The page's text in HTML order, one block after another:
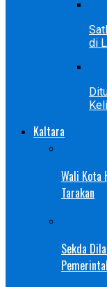
di
Kaltara
Wali Kota
Tarakan
Sekda